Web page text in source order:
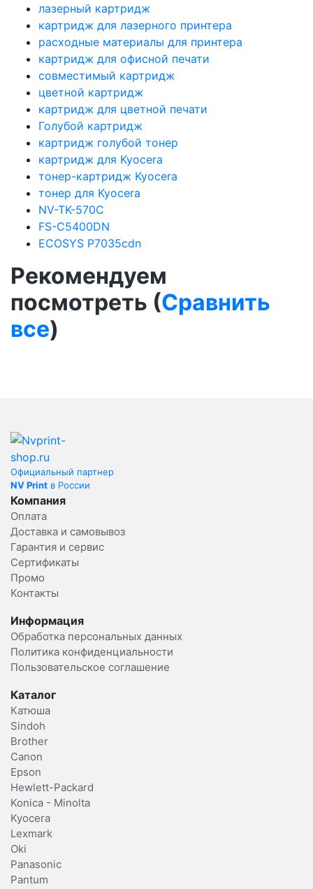
лазерный картридж
картридж для лазерного принтера
расходные материалы для принтера
картридж для офисной печати
совместимый картридж
цветной картридж
картридж для цветной печати
Голубой картридж
картридж голубой тонер
картридж для Kyocera
тонер-картридж Kyocera
тонер для Kyocera
NV-TK-570C
FS-C5400DN
ECOSYS P7035cdn
Рекомендуем
посмотреть (Сравнить
все)
Официальный партнер
NV Print в России
Компания
Оплата
Доставка и самовывоз
Гарантия и сервис
Сертификаты
Промо
Контакты
Информация
Обработка персональных данных
Политика конфиденциальности
Пользовательское соглашение
Каталог
Катюша
Sindoh
Brother
Canon
Epson
Hewlett-Packard
Konica - Minolta
Kyocera
Lexmark
Oki
Panasonic
Pantum